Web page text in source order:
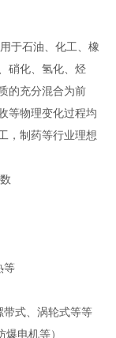
于石油、化工、橡
硝化、氢化、烃
的充分混合为前
等物理变化过程均
，制药等行业理想
等
式、涡轮式等等
电机等）